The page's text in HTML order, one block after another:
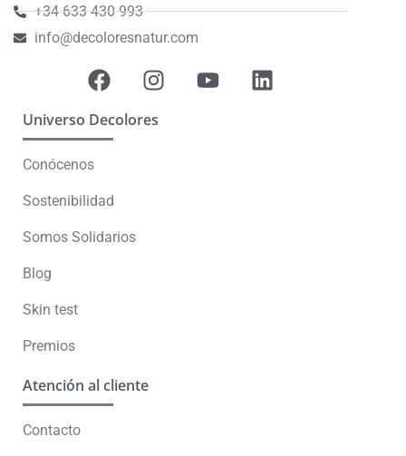
+34 633 430 993
info@decoloresnatur.com
Universo Decolores
Conócenos
Sostenibilidad
Somos Solidarios
Blog
Skin test
Premios
Atención al cliente
Contacto